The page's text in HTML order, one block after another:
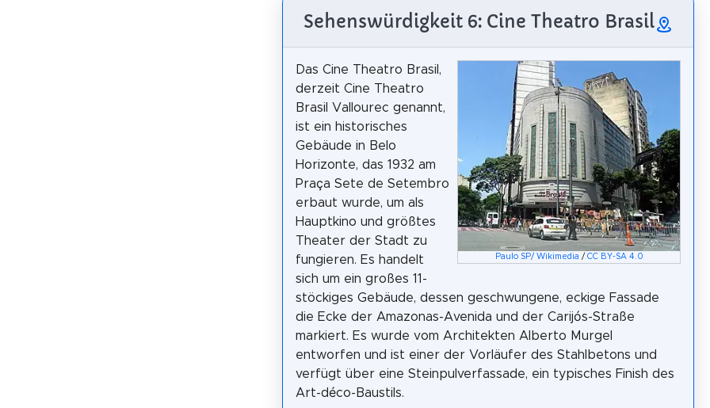
Sehenswürdigkeit 6: Cine Theatro Brasil
Paulo SP/ Wikimedia / CC BY-SA 4.0
Das Cine Theatro Brasil,
derzeit Cine Theatro
Brasil Vallourec genannt,
ist ein historisches
Gebäude in Belo
Horizonte, das 1932 am
Praça Sete de Setembro
erbaut wurde, um als
Hauptkino und größtes
Theater der Stadt zu
fungieren. Es handelt
sich um ein großes 11-
stöckiges Gebäude, dessen geschwungene, eckige Fassade
die Ecke der Amazonas-Avenida und der Carijós-Straße
markiert. Es wurde vom Architekten Alberto Murgel
entworfen und ist einer der Vorläufer des Stahlbetons und
verfügt über eine Steinpulverfassade, ein typisches Finish des
Art-déco-Baustils.